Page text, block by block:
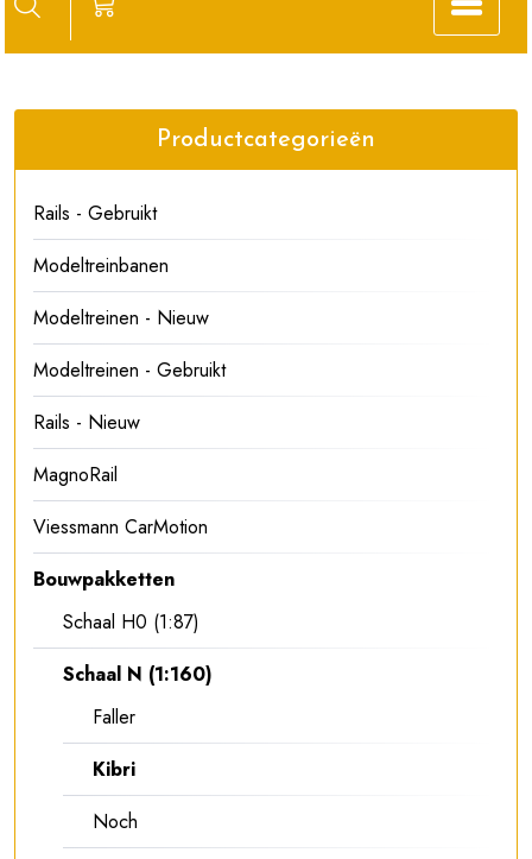
Productcategorieën
Rails - Gebruikt
Modeltreinbanen
Modeltreinen - Nieuw
Modeltreinen - Gebruikt
Rails - Nieuw
MagnoRail
Viessmann CarMotion
Bouwpakketten
Schaal H0 (1:87)
Schaal N (1:160)
Faller
Kibri
Noch